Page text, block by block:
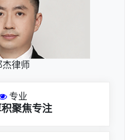
杰律师
专业
聚焦专注